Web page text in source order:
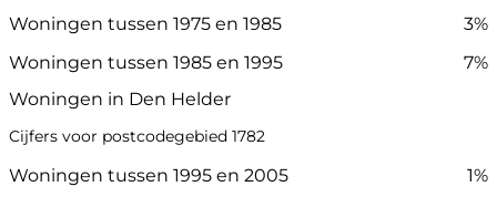
Woningen tussen 1975 en 1985
3%
Woningen tussen 1985 en 1995
7%
Woningen in Den Helder
Cijfers voor postcodegebied 1782
Woningen tussen 1995 en 2005
1%